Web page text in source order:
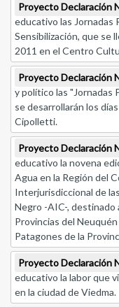
Proyecto Declaración
educativo las Jornadas
Sensibilización, que se
2011 en el Centro
Proyecto Declaración
y político las "Jornadas
se desarrollarán los
Cipolletti.
Proyecto Declaración
educativo la novena
Agua en la Región del
Interjurisdiccional de
Negro -AIC-, destinado
Provincias del
Patagones de la
Proyecto Declaración
educativo la labor que
en la ciudad de Viedma.